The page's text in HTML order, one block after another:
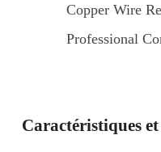
Copper Wire
Professional
Caractéristiques